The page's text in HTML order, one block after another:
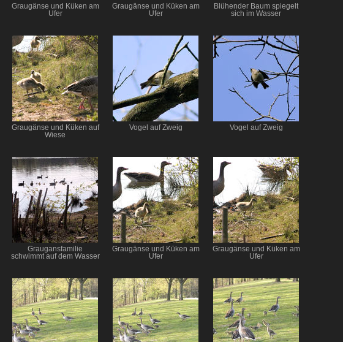
Graugänse und Küken am
Ufer
Graugänse und Küken am
Ufer
Blühender Baum spiegelt
sich im Wasser
Graugänse und Küken auf
Wiese
Vogel auf Zweig Vogel auf Zweig
Graugansfamilie
schwimmt auf dem Wasser
Graugänse und Küken am
Ufer
Graugänse und Küken am
Ufer